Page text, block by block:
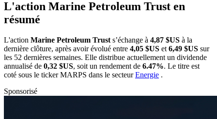
L'action Marine Petroleum Trust en
résumé
L'action Marine Petroleum Trust s’échange à 4,87 $US à la
dernière clôture, après avoir évolué entre 4,05 $US et 6,49 $US sur
les 52 dernières semaines. Elle distribue actuellement un dividende
annualisé de 0,32 $US, soit un rendement de 6.47%. Le titre est
coté sous le tickerMARPS dans le secteurEnergie .
Sponsorisé